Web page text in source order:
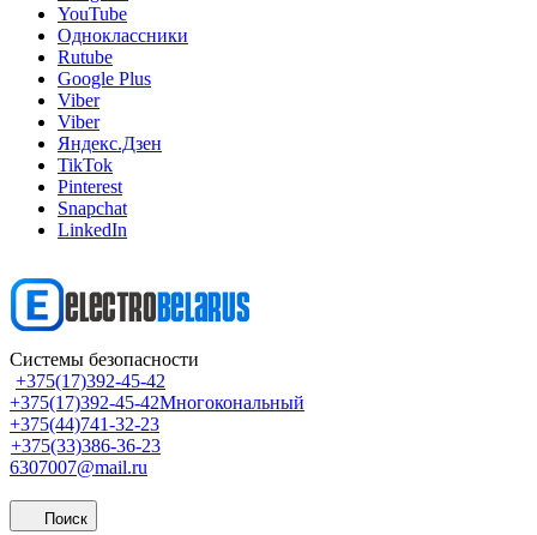
YouTube
Одноклассники
Rutube
Google Plus
Viber
Viber
Яндекс.Дзен
TikTok
Pinterest
Snapchat
LinkedIn
Системы безопасности
+375(17)392-45-42
+375(17)392-45-42Многокональный
+375(44)741-32-23
+375(33)386-36-23
6307007@mail.ru
Поиск